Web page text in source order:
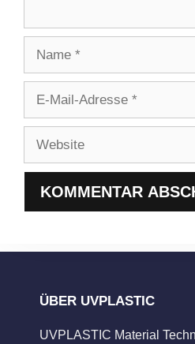
Adresse
ÜBER UVPLASTIC
UVPLASTIC Material